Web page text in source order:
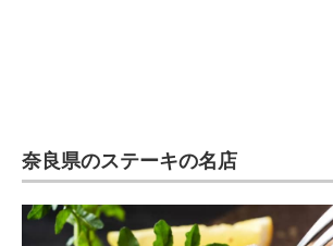
ちょっと気になるネットの話題
奈良県のステーキの名店